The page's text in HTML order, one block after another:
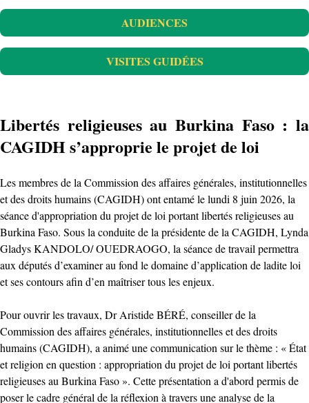
AUDIENCES
VISITES GUIDÉES
Libertés religieuses au Burkina Faso : la
CAGIDH s’approprie le projet de loi
Les membres de la Commission des affaires générales, institutionnelles
et des droits humains (CAGIDH) ont entamé le lundi 8 juin 2026, la
séance d'appropriation du projet de loi portant libertés religieuses au
Burkina Faso. Sous la conduite de la présidente de la CAGIDH, Lynda
Gladys KANDOLO/ OUEDRAOGO, la séance de travail permettra
aux députés d’examiner au fond le domaine d’application de ladite loi
et ses contours afin d’en maîtriser tous les enjeux.
Pour ouvrir les travaux, Dr Aristide BÉRÉ, conseiller de la
Commission des affaires générales, institutionnelles et des droits
humains (CAGIDH), a animé une communication sur le thème : « État
et religion en question : appropriation du projet de loi portant libertés
religieuses au Burkina Faso ». Cette présentation a d'abord permis de
poser le cadre général de la réflexion à travers une analyse de la